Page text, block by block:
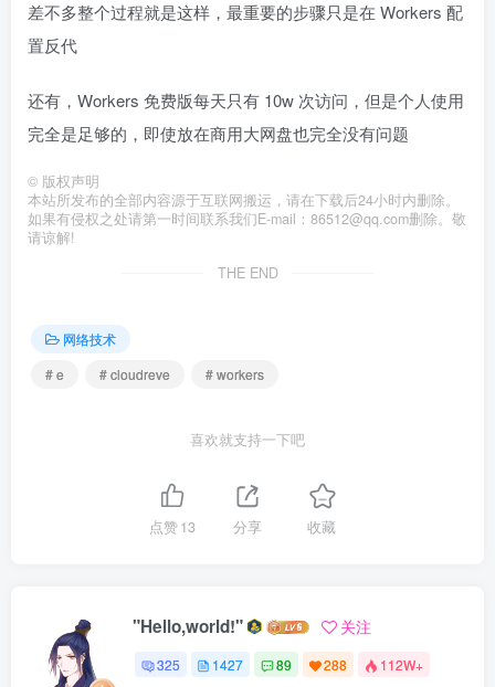
差不多整个过程就是这样，最重要的步骤只是在 Workers 配
置反代
还有，Workers 免费版每天只有 10w 次访问，但是个人使用
完全是足够的，即使放在商用大网盘也完全没有问题
© 版权声明
本站所发布的全部内容源于互联网搬运，请在下载后24小时内删除。
如果有侵权之处请第一时间联系我们E-mail：86512@qq.com删除。敬
请谅解!
THE END
网络技术
# e
# cloudreve # workers
喜欢就支持一下吧
点赞13 分享 收藏
"Hello,world!" 关注
325 1427 89 288 112W+